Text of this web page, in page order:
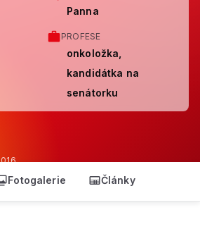
Panna
PROFESE
onkoložka,
kandidátka na
senátorku
Fotogalerie Články